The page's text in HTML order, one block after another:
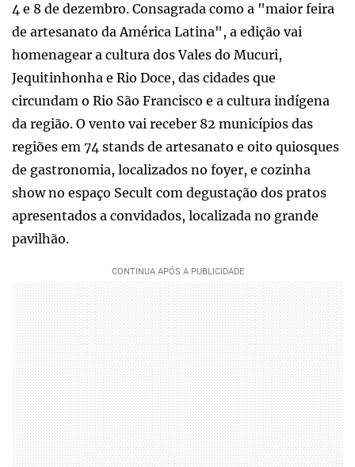
4 e 8 de dezembro. Consagrada como a "maior feira
de artesanato da América Latina", a edição vai
homenagear a cultura dos Vales do Mucuri,
Jequitinhonha e Rio Doce, das cidades que
circundam o Rio São Francisco e a cultura indígena
da região. O vento vai receber 82 municípios das
regiões em 74 stands de artesanato e oito quiosques
de gastronomia, localizados no foyer, e cozinha
show no espaço Secult com degustação dos pratos
apresentados a convidados, localizada no grande
pavilhão.